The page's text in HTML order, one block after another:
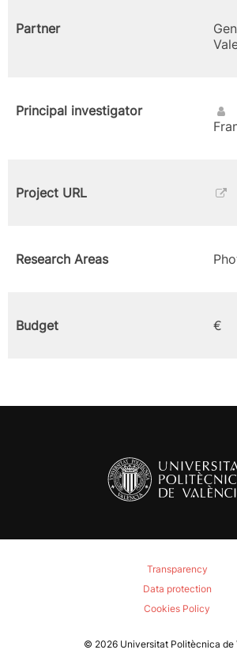
Partner
Principal investigator
Project URL
Research Areas
Budget €
Transparency
Data protection
Cookies Policy
© 2026 Universitat Politècnica de